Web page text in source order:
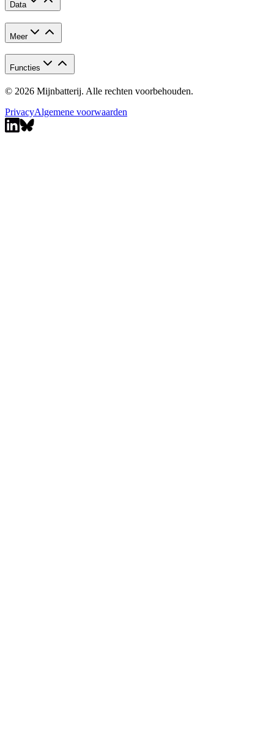
Data
Meer
Functies
© 2026 Mijnbatterij. Alle rechten voorbehouden.
PrivacyAlgemene voorwaarden